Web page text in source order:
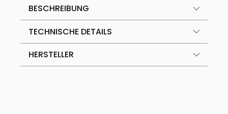
BESCHREIBUNG
TECHNISCHE DETAILS
HERSTELLER